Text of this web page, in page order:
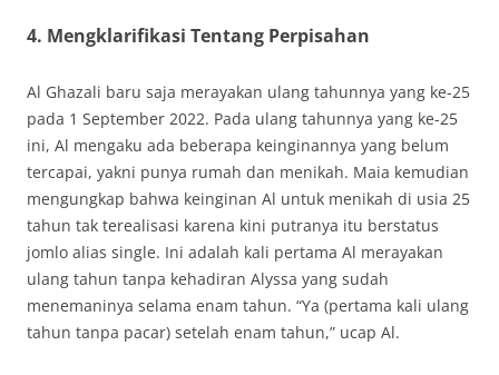
4. Mengklarifikasi Tentang Perpisahan
Al Ghazali baru saja merayakan ulang tahunnya yang ke-25
pada 1 September 2022. Pada ulang tahunnya yang ke-25
ini, Al mengaku ada beberapa keinginannya yang belum
tercapai, yakni punya rumah dan menikah. Maia kemudian
mengungkap bahwa keinginan Al untuk menikah di usia 25
tahun tak terealisasi karena kini putranya itu berstatus
jomlo alias single. Ini adalah kali pertama Al merayakan
ulang tahun tanpa kehadiran Alyssa yang sudah
menemaninya selama enam tahun. “Ya (pertama kali ulang
tahun tanpa pacar) setelah enam tahun,” ucap Al.